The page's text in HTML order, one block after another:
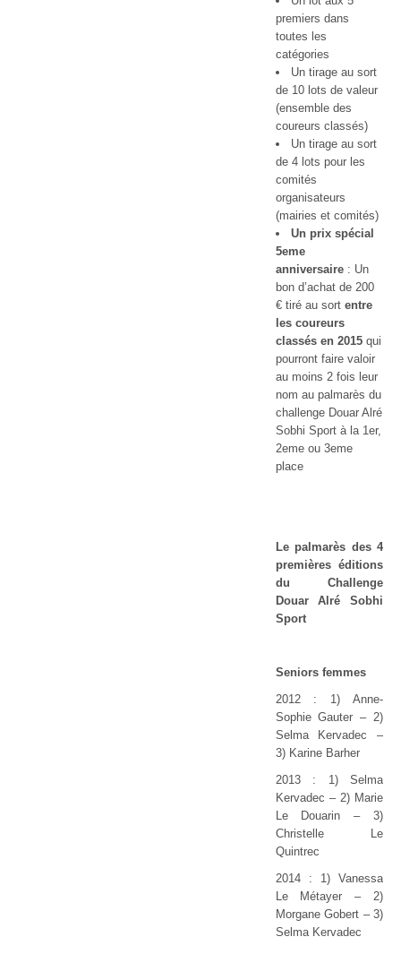
premiers dans
toutes les
catégories
Un tirage au sort
de 10 lots de valeur
(ensemble des
coureurs classés)
Un tirage au sort
de 4 lots pour les
comités
organisateurs
(mairies et comités)
Un prix spécial
5eme
anniversaire: Un
bon d’achat de 200
€ tiré au sort entre
les coureurs
classés en 2015qui
pourront faire valoir
au moins 2 fois leur
nom au palmarès du
challenge Douar Alré
Sobhi Sport à la 1er,
2eme ou 3eme
place
Le palmarès des 4
premières éditions
du Challenge
Douar Alré Sobhi
Sport
Seniors femmes
2012 : 1) Anne-
Sophie Gauter – 2)
Selma Kervadec –
3) Karine Barher
2013 : 1) Selma
Kervadec –2) Marie
Le Douarin–3)
Christelle Le
Quintrec
2014 : 1) Vanessa
Le Métayer – 2)
Morgane Gobert – 3)
Selma Kervadec